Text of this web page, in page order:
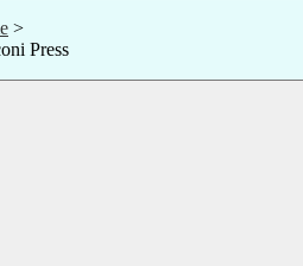
>
Press